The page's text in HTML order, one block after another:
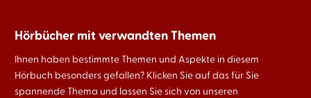
Hörbücher mit verwandten Themen
Ihnen haben bestimmte Themen und Aspekte in diesem
Hörbuch besonders gefallen? Klicken Sie auf das für Sie
spannende Thema und lassen Sie sich von unseren